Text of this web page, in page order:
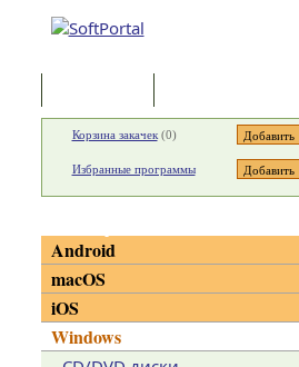
Корзина закачек(0)
Избранные программы
Android
macOS
iOS
Windows